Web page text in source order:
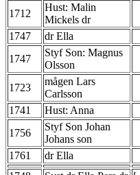
1712
Hust: Malin
Mickels dr
1747
dr Ella
1747
Styf Son: Magnus
Olsson
1723
mågen Lars
Carlsson
1741
Hust: Anna
1756
Styf Son Johan
Johans son
1761
dr Ella